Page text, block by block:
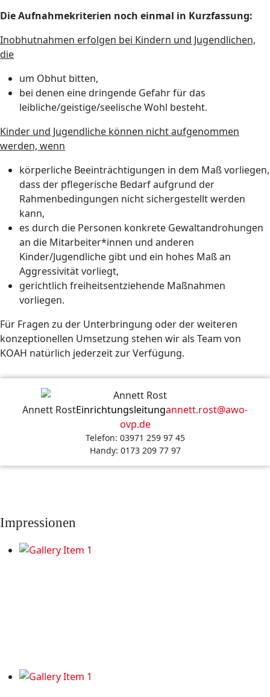
Die Aufnahmekriterien noch einmal in Kurzfassung:
Inobhutnahmen erfolgen bei Kindern und Jugendlichen,
die
um Obhut bitten,
bei denen eine dringende Gefahr für das
leibliche/geistige/seelische Wohl besteht.
Kinder und Jugendliche können nicht aufgenommen
werden, wenn
körperliche Beeinträchtigungen in dem Maß vorliegen,
dass der pflegerische Bedarf aufgrund der
Rahmenbedingungen nicht sichergestellt werden
kann,
es durch die Personen konkrete Gewaltandrohungen
an die Mitarbeiter*innen und anderen
Kinder/Jugendliche gibt und ein hohes Maß an
Aggressivität vorliegt,
gerichtlich freiheitsentziehende Maßnahmen
vorliegen.
Für Fragen zu der Unterbringung oder der weiteren
konzeptionellen Umsetzung stehen wir als Team von
KOAH natürlich jederzeit zur Verfügung.
Annett RostEinrichtungsleitungannett.rost@awo-
ovp.de
Telefon: 03971 259 97 45
Handy: 0173 209 77 97
Impressionen